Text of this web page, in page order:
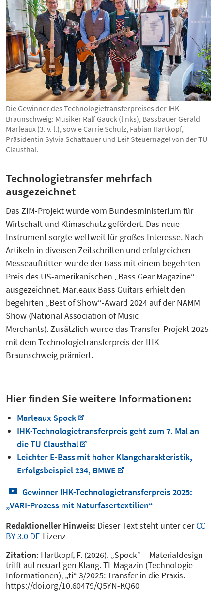
Die Gewinner des Technologietransferpreises der IHK
Braunschweig: Musiker Ralf Gauck (links), Bassbauer Gerald
Marleaux (3. v. l.), sowie Carrie Schulz, Fabian Hartkopf,
Präsidentin Sylvia Schattauer und Leif Steuernagel von der TU
Clausthal.
Technologietransfer mehrfach
ausgezeichnet
Das ZIM-Projekt wurde vom Bundesministerium für
Wirtschaft und Klimaschutz gefördert. Das neue
Instrument sorgte weltweit für großes Interesse. Nach
Artikeln in diversen Zeitschriften und erfolgreichen
Messeauftritten wurde der Bass mit einem begehrten
Preis des US-amerikanischen „Bass Gear Magazine“
ausgezeichnet. Marleaux Bass Guitars erhielt den
begehrten „Best of Show“-Award 2024 auf der NAMM
Show (National Association of Music
Merchants). Zusätzlich wurde das Transfer-Projekt 2025
mit dem Technologietransferpreis der IHK
Braunschweig prämiert.
Hier finden Sie weitere Informationen:
Marleaux Spock
IHK-Technologietransferpreis geht zum 7. Mal an
die TU Clausthal
Leichter E-Bass mit hoher Klangcharakteristik,
Erfolgsbeispiel 234, BMWE
Gewinner IHK-Technologietransferpreis 2025:
„VARI-Prozess mit Naturfasertextilien“
Redaktioneller Hinweis: Dieser Text steht unter derCC
BY 3.0 DE-Lizenz
Zitation: Hartkopf, F. (2026). „Spock“ – Materialdesign
trifft auf neuartigen Klang. TI-Magazin (Technologie-
Informationen), „ti“ 3/2025: Transfer in die Praxis.
https://doi.org/10.60479/Q5YN-KQ60